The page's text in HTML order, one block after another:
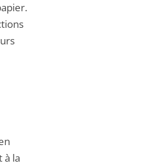
à la